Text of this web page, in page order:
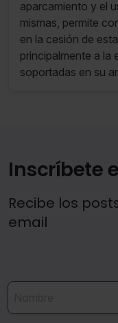
aparcamiento y el
mismas, permite
en la cesión de
principalmente a la
soportadas en su
Inscríbete
Recibe los
email